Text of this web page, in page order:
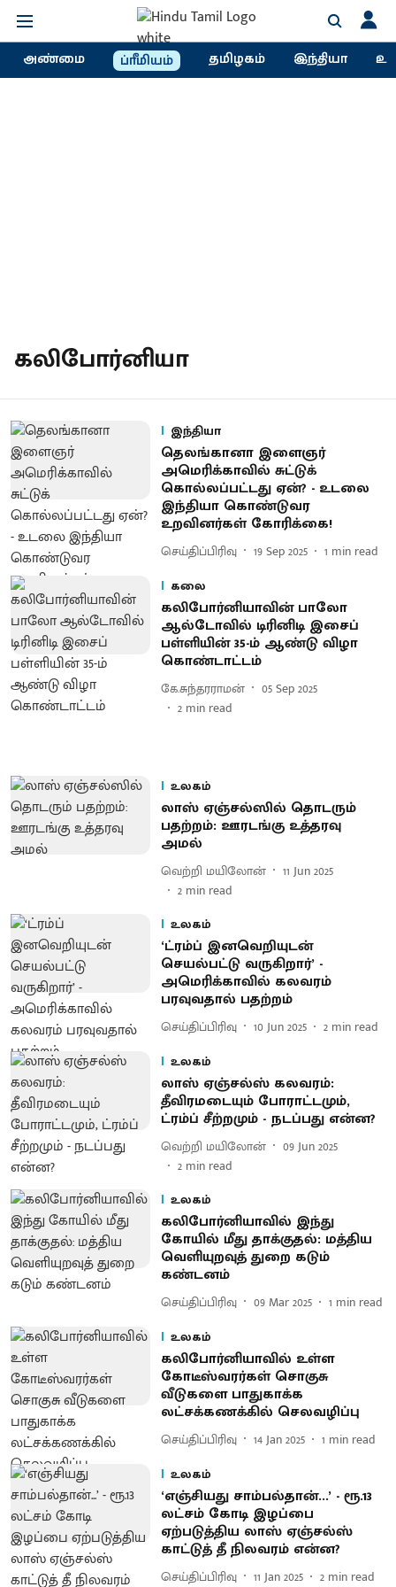
அண்மை ப்ரீமியம் தமிழகம் இந்தியா
கலிபோர்னியா
இந்தியா
தெலங்கானா இளைஞர்
அமெரிக்காவில் சுட்டுக்
கொல்லப்பட்டது ஏன்? - உடலை
இந்தியா கொண்டுவர
உறவினர்கள் கோரிக்கை!
செய்திப்பிரிவு 19 Sep 2025 1 min read
கலை
கலிபோர்னியாவின் பாலோ
ஆல்டோவில் டிரினிடி இசைப்
பள்ளியின் 35-ம் ஆண்டு விழா
கொண்டாட்டம்
கே.சுந்தரராமன்
05 Sep 2025
2 min read
உலகம்
லாஸ் ஏஞ்சல்ஸில் தொடரும்
பதற்றம்: ஊரடங்கு உத்தரவு
அமல்
வெற்றி மயிலோன்
11 Jun 2025
2 min read
உலகம்
‘ட்ரம்ப் இனவெறியுடன்
செயல்பட்டு வருகிறார்’ -
அமெரிக்காவில் கலவரம்
பரவுவதால் பதற்றம்
செய்திப்பிரிவு 10 Jun 2025 2 min read
உலகம்
லாஸ் ஏஞ்சல்ஸ் கலவரம்:
தீவிரமடையும் போராட்டமும்,
ட்ரம்ப் சீற்றமும் - நடப்பது என்ன?
வெற்றி மயிலோன்
09 Jun 2025
2 min read
உலகம்
கலிபோர்னியாவில் இந்து
கோயில் மீது தாக்குதல்: மத்திய
வெளியுறவுத் துறை கடும்
கண்டனம்
செய்திப்பிரிவு 09 Mar 2025 1 min read
உலகம்
கலிபோர்னியாவில் உள்ள
கோடீஸ்வரர்கள் சொகுசு
வீடுகளை பாதுகாக்க
லட்சக்கணக்கில் செலவழிப்பு
செய்திப்பிரிவு 14 Jan 2025 1 min read
உலகம்
‘எஞ்சியது சாம்பல்தான்...’ - ரூ.13
லட்சம் கோடி இழப்பை
ஏற்படுத்திய லாஸ் ஏஞ்சல்ஸ்
காட்டுத் தீ நிலவரம் என்ன?
செய்திப்பிரிவு 11 Jan 2025 2 min read